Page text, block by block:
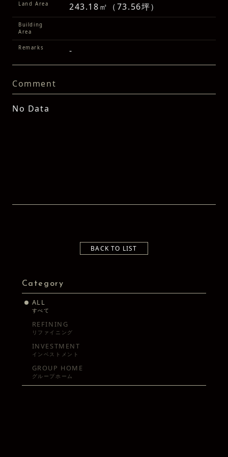
Land Area 243.18㎡（73.56坪）
Building
Area
Remarks -
Comment
No Data
BACK TO LIST
Category
ALL
すべて
REFINING
リファイニング
INVESTMENT
インベストメント
GROUP HOME
グループホーム